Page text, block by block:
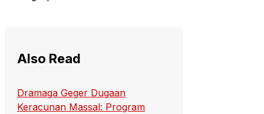
Also Read
Dramaga Geger Dugaan
Keracunan Massal: Program